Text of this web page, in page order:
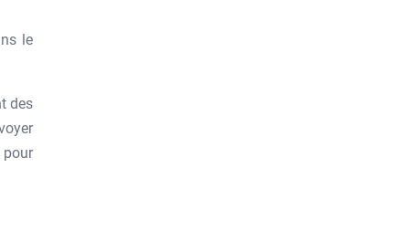
le
des